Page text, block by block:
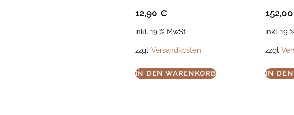
12,90 €
inkl. 19 % MwSt.
zzgl. Versandkosten
IN DEN WARENKORB
152,00
inkl. 19
zzgl.
IN